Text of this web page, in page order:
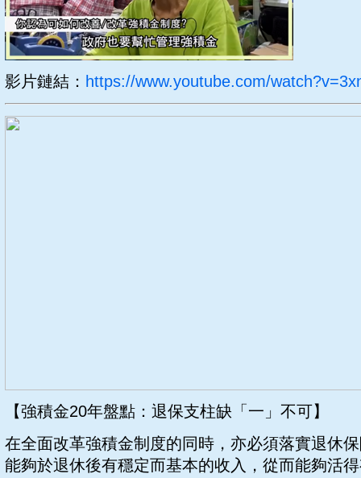
影片鏈結： https://www.youtube.com/
【強積金20年盤點：退保支柱缺「一」不可】
在全面改革強積金制度的同時，亦必須落實退休
能夠於退休後有穩定而基本的收入，從而能夠活